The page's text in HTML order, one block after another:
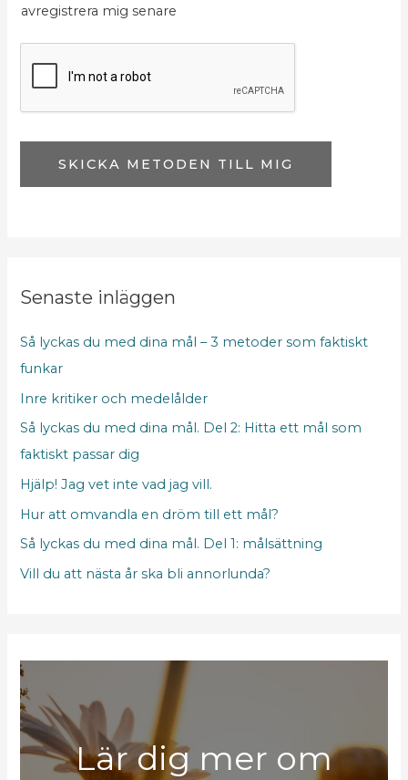
m
o
K
s
u
t
o
r
avregistrera mig senare
SKICKA METODEN TILL MIG
Senaste inläggen
Så lyckas du med dina mål – 3 metoder som faktiskt
funkar
Inre kritiker och medelålder
Så lyckas du med dina mål. Del 2: Hitta ett mål som
faktiskt passar dig
Hjälp! Jag vet inte vad jag vill.
Hur att omvandla en dröm till ett mål?
Så lyckas du med dina mål. Del 1: målsättning
Vill du att nästa år ska bli annorlunda?
Lär dig mer om